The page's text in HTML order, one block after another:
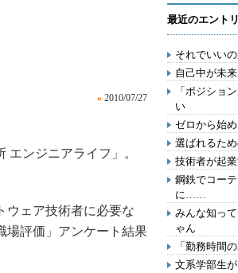
» 2010/07/27
ンジニアライフ」。
ェア技術者に必要な
場評価」アンケート結果
最近のエント
それでいい
自己中が未
「ポジショ
い
ゼロから始
選ばれるた
技術者が起
鋼鉄でコー
に……
みんな知っ
ゃん
「勤務時間
文系学部生